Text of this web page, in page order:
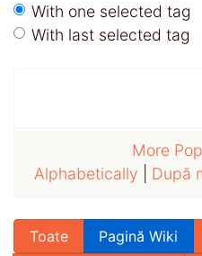
With one selected tag
With last selected tag
More
Alphabetically
După
Toate Pagină Wiki